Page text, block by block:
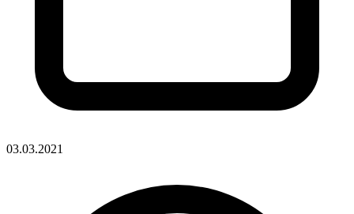
03.03.2021